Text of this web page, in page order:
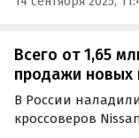
Всего от 1,65
продажи новых
В России
кроссоверов